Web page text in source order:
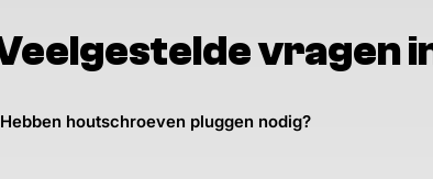
vragen
Hebben houtschroeven pluggen nodig?